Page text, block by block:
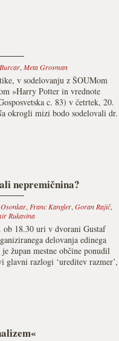
, Meta Grosman
v sodelovanju z ŠOUMom
»Harry Potter in vrednote
c. 83) v četrtek, 20.
okrogli mizi bodo sodelovali dr.
nepremičnina?
, Franc Kangler, Goran Rajič,
Rukavina
ob 18.30 uri v dvorani Gustaf
delovanja edinega
župan mestne občine ponudil
glavni razlogi ‘ureditev razmer’,